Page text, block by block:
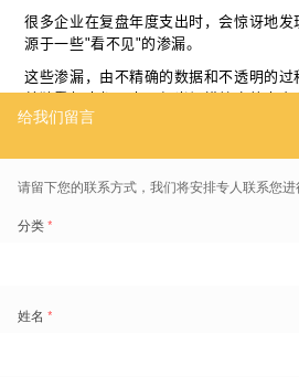
很多企业在复盘年度支出时，会惊讶地
源于一些"看不见"的渗漏。
这些渗漏，由不精确的数据和不透明的过
利润的黑洞。
传统考勤管理存在巨大的"人效黑箱"。以
工"早退回家"或在宿舍异地打卡的管理风
来算一笔账：一家人均产值 120 万元的